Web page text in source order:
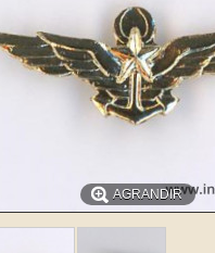
AGRANDIR